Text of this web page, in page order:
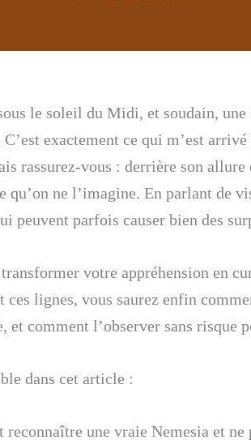
le soleil du Midi, et soudain,
exactement ce qui m’est
rassurez-vous : derrière son
ne l’imagine. En parlant de
peuvent parfois causer bien des
votre appréhension en
lignes, vous saurez enfin
et comment l’observer sans risque
dans cet article :
reconnaître une vraie Nemesia et